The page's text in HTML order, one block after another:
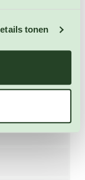
tonen
prei,
en